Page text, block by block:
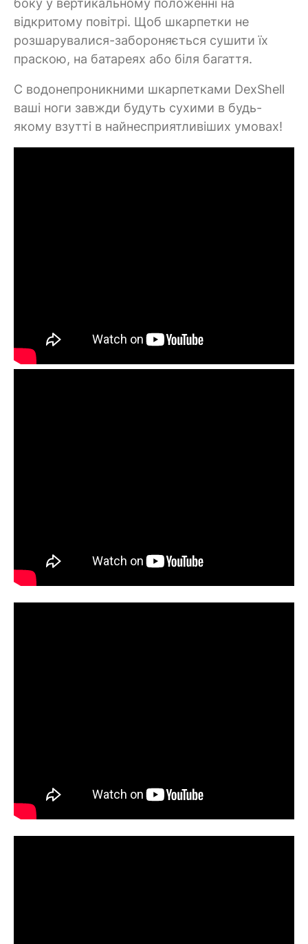
боку у вертикальному положенні на
відкритому повітрі. Щоб шкарпетки не
розшарувалися-забороняється сушити їх
праскою, на батареях або біля багаття.
C водонепроникними шкарпетками DexShell
ваші ноги завжди будуть сухими в будь-
якому взутті в найнесприятливіших умовах!